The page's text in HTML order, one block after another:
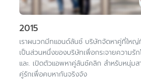
2015
เราผนวกมีทแอนด์ลันช์ บริษัทจัดหาคู่ที่ใหญ่ที่
เป็นส่วนหนึ่งของบริษัทเพื่อกระจายความรั
และ. เปิดตัวแอพหาคู่ลันช์คลิก สำหรับหนุ่มส
คู่รักเพื่อคบหากันจริงจัง